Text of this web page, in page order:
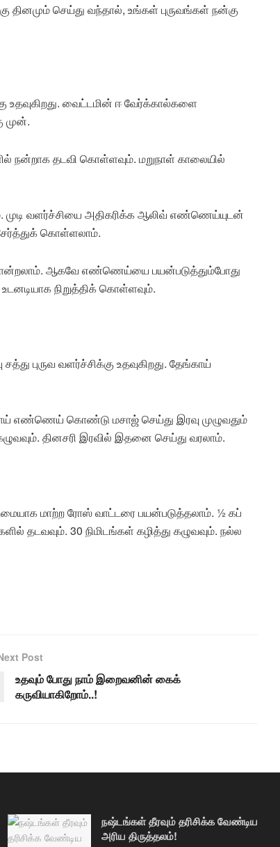
தினமும் செய்து வந்தால், உங்கள் புருவங்கள் நன்கு
வைட்டமின் ஈ வேர்க்கால்களை
முன்.
நன்றாக தடவி கொள்ளவும். மறுநாள் காலையில்
முடி வளர்ச்சியை அதிகரிக்க ஆலிவ் எண்ணெய்யுடன்
கொள்ளலாம்.
தோன்றலாம். ஆகவே எண்ணெய்யை பயன்படுத்தும்போது
நிறுத்திக் கொள்ளவும்.
புருவ வளர்ச்சிக்கு உதவுகிறது. தேங்காய்
எண்ணெய் கொண்டு மசாஜ் செய்து இரவு முழுவதும்
தினசரி இரவில் இதனை செய்து வரலாம்.
மாற்ற ரோஸ் வாட்டரை பயன்படுத்தலாம். ½ கப்
தடவவும். 30 நிமிடங்கள் கழித்து கழுவவும். நல்ல
Post
உதவும் போது நாம் இறைவனின் கைக்
கருவியாகிறோம்..!
நஷ்டங்கள் தீரவும் தரிசிக்க வேண்டிய
அரிய திருத்தலம்!